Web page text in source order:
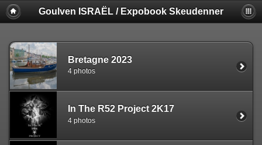
Goulven ISRAËL / Expobook Skeudenner
Bretagne 2023
4 photos
In The R52 Project 2K17
4 photos